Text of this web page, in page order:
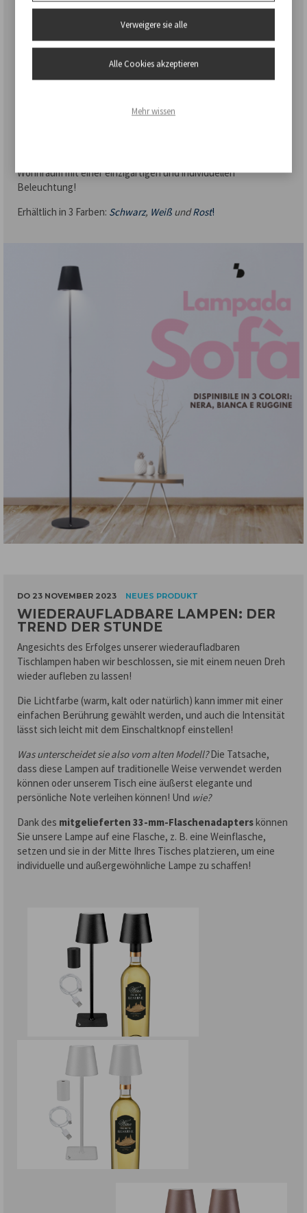
kontrolliert werden kann.
Die Vielseitigkeit ist eine weitere Stärke dieser Leuchte: Dank
der5 verstellbaren Abschnitte ihres Stielskann sie überall
in der Wohnung aufgestellt werden, um sie an die spezifischen
auch für die Beleuchtung von Tischen oder die Einrichtung von
Ecken und verleiht Ihrem Wohnraum einen Hauch von Eleganz
Wohnraum mit einer einzigartigen und individuellen
Beleuchtung!
Erhältlich in 3 Farben: Schwarz, Weiß undRost!
DO 23 NOVEMBER 2023 NEUES PRODUKT
WIEDERAUFLADBARE LAMPEN: DER
TREND DER STUNDE
Angesichts des Erfolges unserer wiederaufladbaren
Tischlampen haben wir beschlossen, sie mit einem neuen Dreh
wieder aufleben zu lassen!
Die Lichtfarbe (warm, kalt oder natürlich) kann immer mit einer
einfachen Berührung gewählt werden, und auch die Intensität
lässt sich leicht mit dem Einschaltknopf einstellen!
Was unterscheidet sie also vom alten Modell?Die Tatsache,
dass diese Lampen auf traditionelle Weise verwendet werden
können oder unserem Tisch eine äußerst elegante und
persönliche Note verleihen können! Und wie?
Dank des mitgelieferten 33-mm-Flaschenadapterskönnen
Sie unsere Lampe auf eine Flasche, z. B. eine Weinflasche,
setzen und sie in der Mitte Ihres Tisches platzieren, um eine
individuelle und außergewöhnliche Lampe zu schaffen!
Verweigere sie alle
Alle Cookies akzeptieren
Mehr wissen